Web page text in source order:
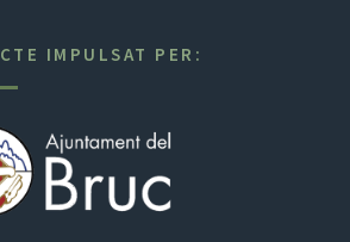
IMPULSAT PER: